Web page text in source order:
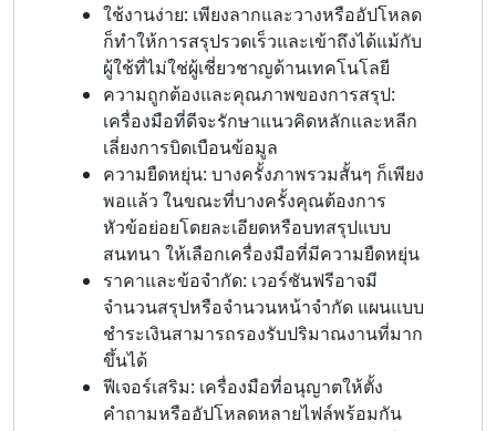
ใช้งานง่าย: เพียงลากและวางหรืออัปโหลด
ก็ทำให้การสรุปรวดเร็วและเข้าถึงได้แม้กับ
ผู้ใช้ที่ไม่ใช่ผู้เชี่ยวชาญด้านเทคโนโลยี
ความถูกต้องและคุณภาพของการสรุป:
เครื่องมือที่ดีจะรักษาแนวคิดหลักและหลีก
เลี่ยงการบิดเบือนข้อมูล
ความยืดหยุ่น: บางครั้งภาพรวมสั้นๆ ก็เพียง
พอแล้ว ในขณะที่บางครั้งคุณต้องการ
หัวข้อย่อยโดยละเอียดหรือบทสรุปแบบ
สนทนา ให้เลือกเครื่องมือที่มีความยืดหยุ่น
ราคาและข้อจำกัด: เวอร์ชันฟรีอาจมี
จำนวนสรุปหรือจำนวนหน้าจำกัด แผนแบบ
ชำระเงินสามารถรองรับปริมาณงานที่มาก
ขึ้นได้
ฟีเจอร์เสริม: เครื่องมือที่อนุญาตให้ตั้ง
คำถามหรืออัปโหลดหลายไฟล์พร้อมกัน